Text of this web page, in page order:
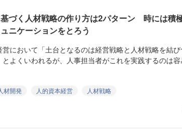
づく人材戦略の作り方は2パターン 時には積
ニケーションをとろう
において「土台となるのは経営戦略と人材戦略を結び
とよくいわれるが、人事担当者がこれを実践するのは容
材開発 人的資本経営
人材戦略